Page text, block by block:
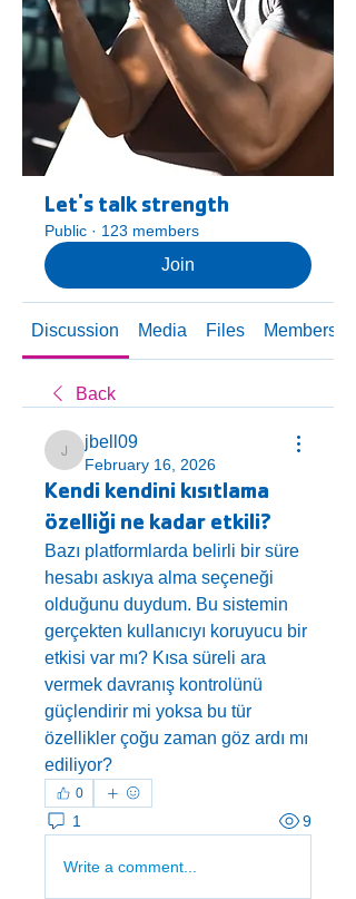
Let's talk strength
Public · 123 members
Join
Discussion Media Files Members
Back
jbell09
jbell09
February 16, 2026
Kendi kendini kısıtlama
özelliği ne kadar etkili?
Bazı platformlarda belirli bir süre
hesabı askıya alma seçeneği
olduğunu duydum. Bu sistemin
gerçekten kullanıcıyı koruyucu bir
etkisi var mı? Kısa süreli ara
vermek davranış kontrolünü
güçlendirir mi yoksa bu tür
özellikler çoğu zaman göz ardı mı
ediliyor?
0
1 9
Write a comment...